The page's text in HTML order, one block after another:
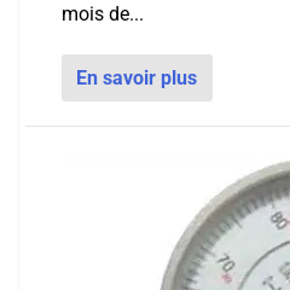
mois de...
En savoir plus